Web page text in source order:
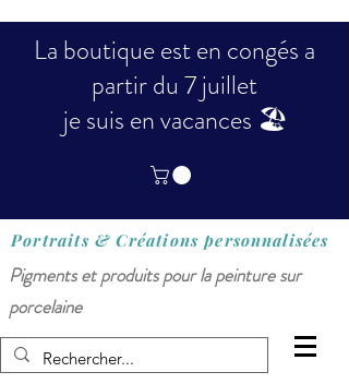
La boutique est en congés a
partir du 7 juillet
je suis en vacances 🏖️
Portraits & Créationspersonnalisées
Pigments et produits pour la peinture sur
porcelaine